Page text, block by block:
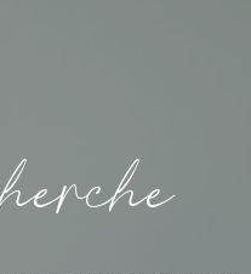
herche